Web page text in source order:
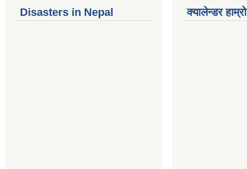
Disasters in Nepal क्यालेन्डर हाम्रो